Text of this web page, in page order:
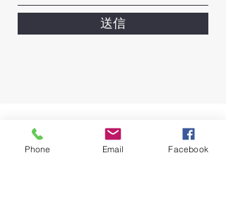
送信
Phone Email Facebook